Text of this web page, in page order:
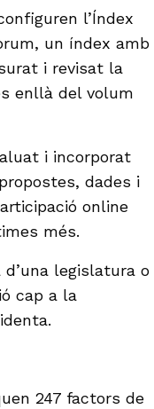
l’Índex
un índex amb
i revisat la
enllà del volum
i incorporat
dades i
online
més.
legislatura o
cap a la
247 factors de